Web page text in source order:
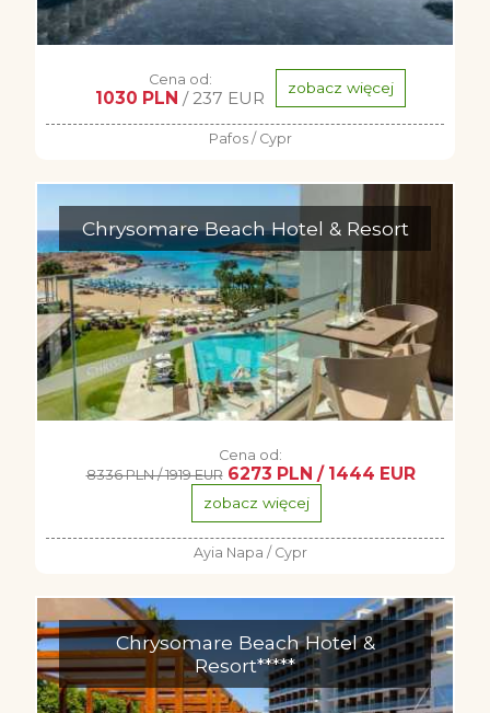
Cena od:
1030 PLN / 237 EUR zobacz więcej
Pafos / Cypr
Chrysomare Beach Hotel & Resort
Cena od:
8336 PLN / 1919 EUR 6273 PLN / 1444 EUR
zobacz więcej
Ayia Napa / Cypr
Chrysomare Beach Hotel &
Resort*****